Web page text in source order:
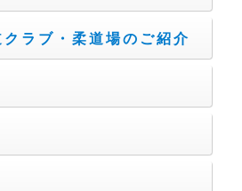
ラブ・柔道場のご紹介